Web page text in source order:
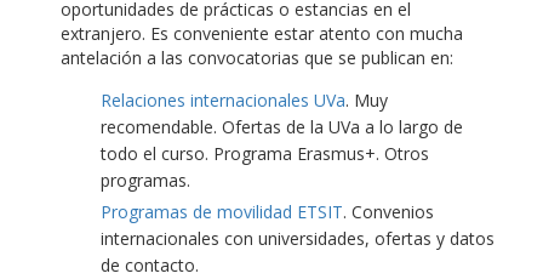
oportunidades de prácticas o estancias en el
extranjero. Es conveniente estar atento con mucha
antelación a las convocatorias que se publican en:
Relaciones internacionales UVa. Muy
recomendable. Ofertas de la UVa a lo largo de
todo el curso. Programa Erasmus+. Otros
programas.
Programas de movilidad ETSIT. Convenios
internacionales con universidades, ofertas y datos
de contacto.